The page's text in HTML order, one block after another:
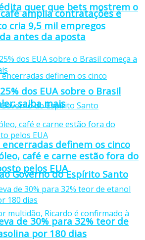
quer que bets mostrem o
antes da aposta
encerradas definem os cinco
Governo do Espírito Santo
amplia contratações e
cria 9,5 mil empregos
dos EUA sobre o Brasil
saiba mais
café e carne estão fora do
pelos EUA
de 30% para 32% teor de
por 180 dias